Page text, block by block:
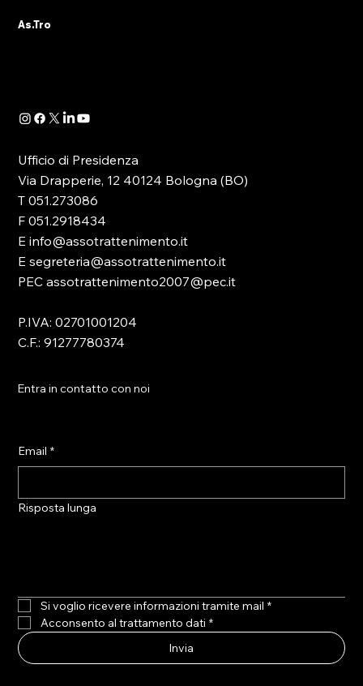
Determinazione Direttoriale di ADM, con la
As.Tro
Ufficio di Presidenza
Via Drapperie, 12 40124 Bologna (BO)
T 051.273086
F 051.2918434
E info@assotrattenimento.it
E segreteria@assotrattenimento.it
PEC assotrattenimento2007@pec.it
P.IVA: 02701001204
C.F.: 91277780374
Entra in contatto con noi
Email *
Risposta lunga
Si voglio ricevere informazioni tramite mail *
Acconsento al trattamento dati *
Invia